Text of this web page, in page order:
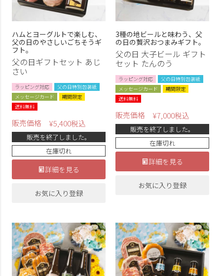
ハムとヨーグルトで楽しむ、
父の日のやさしいごちそうギ
フト。
父の日ギフトセット あじ
さい
ラッピング対応
父の日特別包装紙
メッセージカード
期間限定
送料無料
販売価格 ¥5,400税込
販売を終了しました。
在庫切れ
詳細を見る
お気に入り登録
3種の地ビールと味わう、父
の日の贅沢おつまみギフト。
父の日 大子ビール ギフト
セット たんのう
ラッピング対応
父の日特別包装紙
メッセージカード
期間限定
送料無料
販売価格 ¥7,000税込
販売を終了しました。
在庫切れ
詳細を見る
お気に入り登録